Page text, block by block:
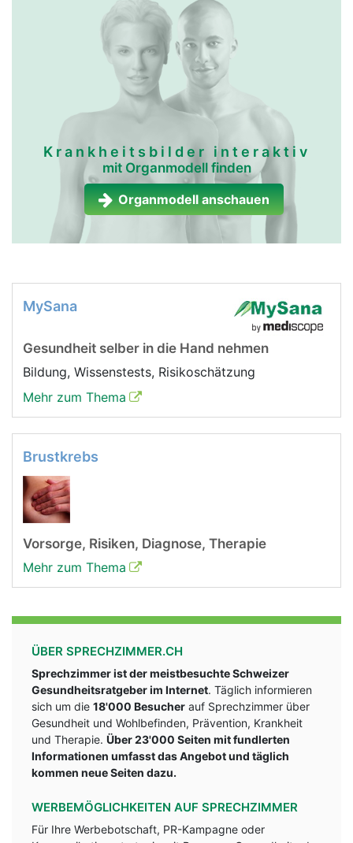
Krankheitsbilder interaktiv
mit Organmodell finden
Organmodell anschauen
MySana
Gesundheit selber in die Hand nehmen
Bildung, Wissenstests, Risikoschätzung
Mehr zum Thema
Brustkrebs
Vorsorge, Risiken, Diagnose, Therapie
Mehr zum Thema
ÜBER SPRECHZIMMER.CH
Sprechzimmer ist der meistbesuchte Schweizer
Gesundheitsratgeber im Internet. Täglich informieren
sich um die 18'000 Besucher auf Sprechzimmer über
Gesundheit und Wohlbefinden, Prävention, Krankheit
und Therapie. Über 23'000 Seiten mit fundlerten
Informationen umfasst das Angebot und täglich
kommen neue Seiten dazu.
WERBEMÖGLICHKEITEN AUF SPRECHZIMMER
Für Ihre Werbebotschaft, PR-Kampagne oder